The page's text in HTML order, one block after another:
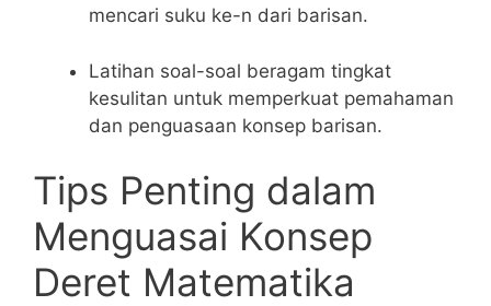
mencari⁣ suku ke-n dari barisan.
Latihan ⁢soal-soal beragam tingkat‍
kesulitan untuk memperkuat pemahaman
dan penguasaan konsep⁢ barisan.
Tips Penting⁣ dalam
Menguasai Konsep⁣
Deret Matematika